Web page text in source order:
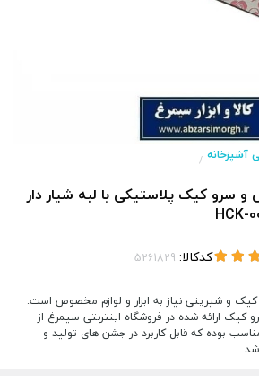
آشپزخانه /
سرو کیک پلاستیکی با لبه شیار دار
کدکالا:
کیک و شیرینی نیاز به ابزار و لوازم مخصوص است.
ارائه شده در فروشگاه اینترنتی سیمرغ از
بوده که قابل کاربرد در جشن های تولید و